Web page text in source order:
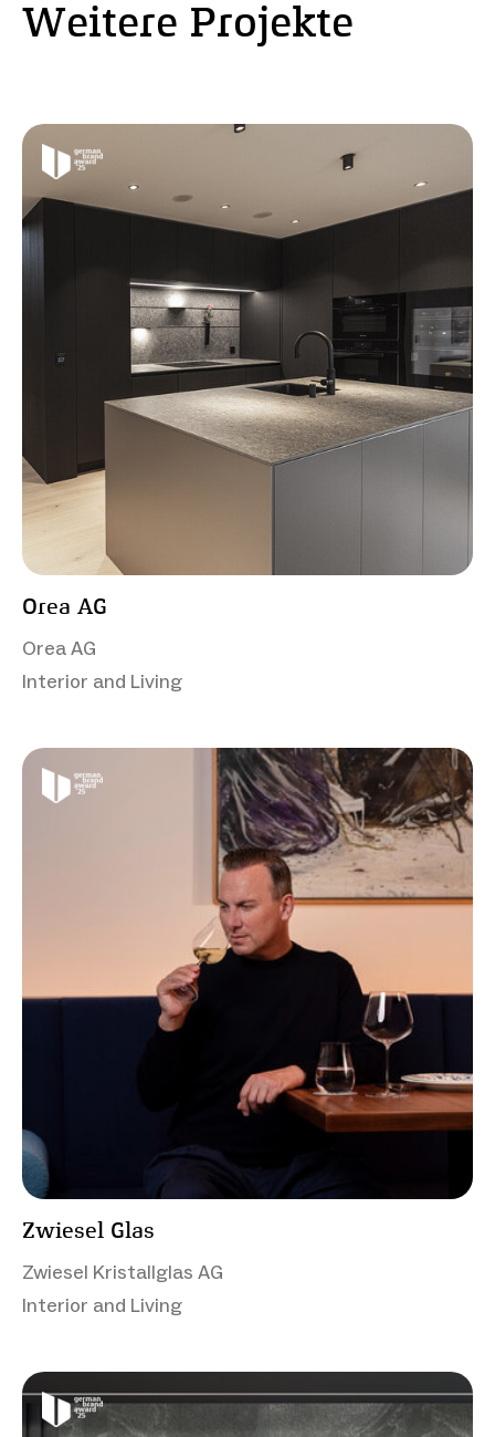
Weitere Projekte
Orea AG
Orea AG
Interior and Living
Zwiesel Glas
Zwiesel Kristallglas AG
Interior and Living